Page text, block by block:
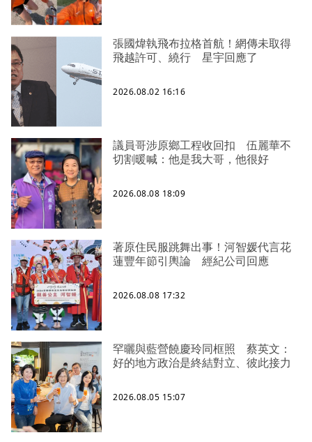
張國煒執飛布拉格首航！網傳未取得
飛越許可、繞行 星宇回應了
2026.08.02 16:16
議員哥涉原鄉工程收回扣 伍麗華不
切割暖喊：他是我大哥，他很好
2026.08.08 18:09
著原住民服跳舞出事！河智媛代言花
蓮豐年節引輿論 經紀公司回應
2026.08.08 17:32
罕曬與藍營饒慶玲同框照 蔡英文：
好的地方政治是終結對立、彼此接力
2026.08.05 15:07